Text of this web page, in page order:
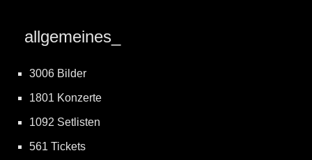
allgemeines_
3006 Bilder
1801 Konzerte
1092 Setlisten
561 Tickets